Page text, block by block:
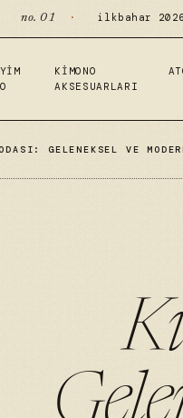
no. 01 · ilkbahar
KIMONO
AKSESUARLARI
GELENEKSEL VE